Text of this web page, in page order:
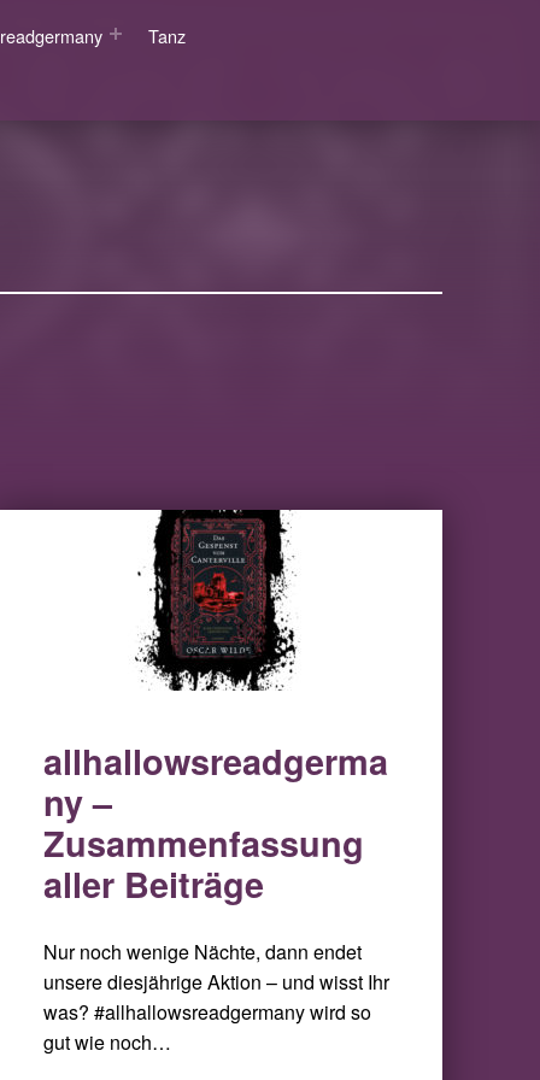
Tanz
allhallowsreadgerma
ny –
Zusammenfassung
aller Beiträge
Nur noch wenige Nächte, dann endet
unsere diesjährige Aktion – und wisst Ihr
was? #allhallowsreadgermany wird so
gut wie noch…